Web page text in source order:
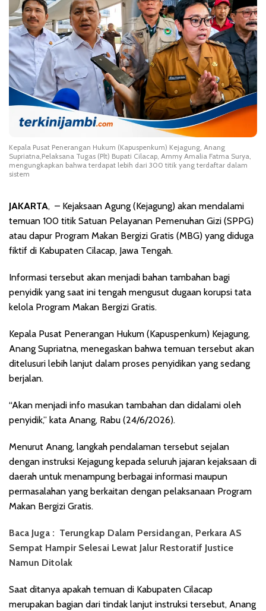
Kepala Pusat Penerangan Hukum (Kapuspenkum) Kejagung, Anang
Supriatna,Pelaksana Tugas (Plt) Bupati Cilacap, Ammy Amalia Fatma Surya,
mengungkapkan bahwa terdapat lebih dari 300 titik yang terdaftar dalam
sistem
JAKARTA, – Kejaksaan Agung (Kejagung) akan mendalami
temuan 100 titik Satuan Pelayanan Pemenuhan Gizi (SPPG)
atau dapur Program Makan Bergizi Gratis (MBG) yang diduga
fiktif di Kabupaten Cilacap, Jawa Tengah.
Informasi tersebut akan menjadi bahan tambahan bagi
penyidik yang saat ini tengah mengusut dugaan korupsi tata
kelola Program Makan Bergizi Gratis.
Kepala Pusat Penerangan Hukum (Kapuspenkum) Kejagung,
Anang Supriatna, menegaskan bahwa temuan tersebut akan
ditelusuri lebih lanjut dalam proses penyidikan yang sedang
berjalan.
“Akan menjadi info masukan tambahan dan didalami oleh
penyidik,” kata Anang, Rabu (24/6/2026).
Menurut Anang, langkah pendalaman tersebut sejalan
dengan instruksi Kejagung kepada seluruh jajaran kejaksaan di
daerah untuk menampung berbagai informasi maupun
permasalahan yang berkaitan dengan pelaksanaan Program
Makan Bergizi Gratis.
Baca Juga : Terungkap Dalam Persidangan, Perkara AS
Sempat Hampir Selesai Lewat Jalur Restoratif Justice
Namun Ditolak
Saat ditanya apakah temuan di Kabupaten Cilacap
merupakan bagian dari tindak lanjut instruksi tersebut, Anang